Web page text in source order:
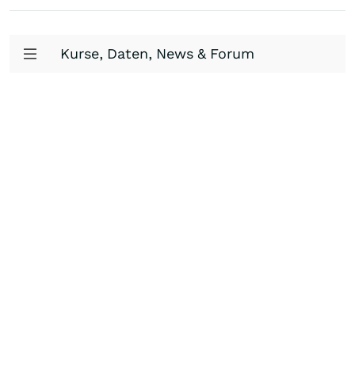
Kurse, Daten, News & Forum